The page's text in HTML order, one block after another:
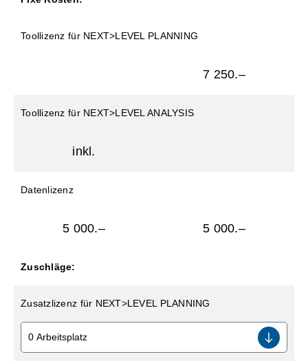
Toollizenz für NEXT>LEVEL PLANNING
7 250.–
Toollizenz für NEXT>LEVEL ANALYSIS
inkl.
Datenlizenz
5 000.– 5 000.–
Zuschläge:
Zusatzlizenz für NEXT>LEVEL PLANNING